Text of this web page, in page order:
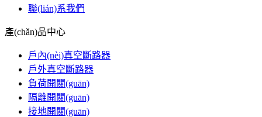
聯(lián)系我們
產(chǎn)品中心
戶內(nèi)真空斷路器
戶外真空斷路器
負荷開關(guān)
隔離開關(guān)
接地開關(guān)